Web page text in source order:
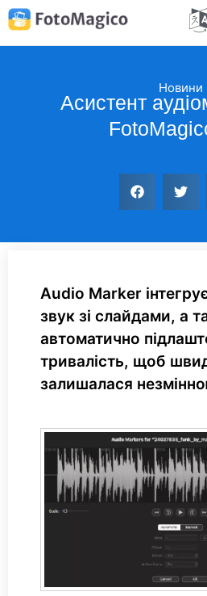
Новини
Асистент
Audio Marker
звук зі слайдами, а
автоматично
тривалість, щоб
залишалася